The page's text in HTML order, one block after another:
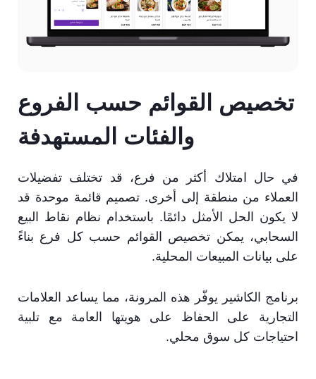
تخصيص القوائم حسب الفروع
والفئات المستهدفة
في حال امتلاك أكثر من فرع، قد تختلف تفضيلات
العملاء من منطقة إلى أخرى. تصميم قائمة موحدة قد
لا يكون الحل الأمثل دائمًا. باستخدام نظام نقاط البيع
السحابي، يمكن تخصيص القوائم حسب كل فرع بناءً
على بيانات المبيعات المحلية.
برنامج الكاشير يوفّر هذه المرونة، مما يساعد العلامات
التجارية على الحفاظ على هويتها العامة مع تلبية
احتياجات كل سوق محلي.